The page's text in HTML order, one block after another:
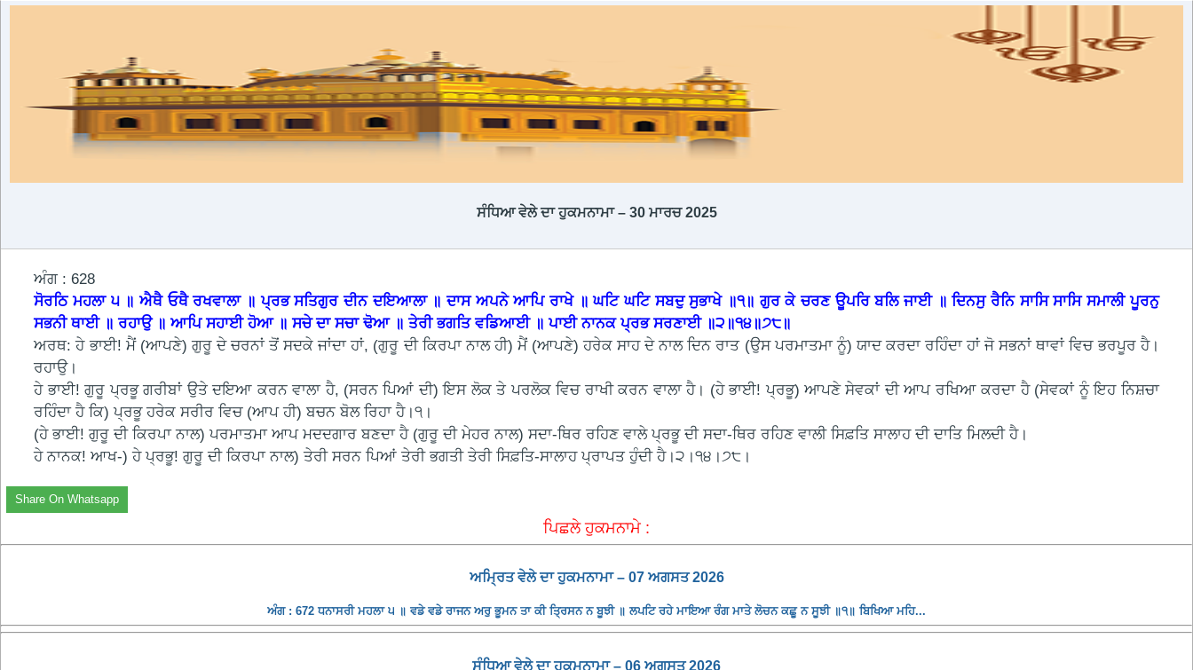
ਸੰਧਿਆ ਵੇਲੇ ਦਾ ਹੁਕਮਨਾਮਾ – 30 ਮਾਰਚ 2025
ਅੰਗ : 628
ਸੋਰਠਿ ਮਹਲਾ ੫ ॥ ਐਥੈ ਓਥੈ ਰਖਵਾਲਾ ॥ ਪ੍ਰਭ ਸਤਿਗੁਰ ਦੀਨ ਦਇਆਲਾ ॥ ਦਾਸ ਅਪਨੇ ਆਪਿ ਰਾਖੇ ॥ ਘਟਿ ਘਟਿ ਸਬਦੁ ਸੁਭਾਖੇ ॥੧॥ ਗੁਰ ਕੇ ਚਰਣ ਊਪਰਿ ਬਲਿ ਜਾਈ ॥ ਦਿਨਸੁ ਰੈਨਿ ਸਾਸਿ ਸਾਸਿ ਸਮਾਲੀ ਪੂਰਨੁ
ਸਭਨੀ ਥਾਈ ॥ ਰਹਾਉ ॥ ਆਪਿ ਸਹਾਈ ਹੋਆ ॥ ਸਚੇ ਦਾ ਸਚਾ ਢੋਆ ॥ ਤੇਰੀ ਭਗਤਿ ਵਡਿਆਈ ॥ ਪਾਈ ਨਾਨਕ ਪ੍ਰਭ ਸਰਣਾਈ ॥੨॥੧੪॥੭੮॥
ਅਰਥ: ਹੇ ਭਾਈ! ਮੈਂ (ਆਪਣੇ) ਗੁਰੂ ਦੇ ਚਰਨਾਂ ਤੋਂ ਸਦਕੇ ਜਾਂਦਾ ਹਾਂ, (ਗੁਰੂ ਦੀ ਕਿਰਪਾ ਨਾਲ ਹੀ) ਮੈਂ (ਆਪਣੇ) ਹਰੇਕ ਸਾਹ ਦੇ ਨਾਲ ਦਿਨ ਰਾਤ (ਉਸ ਪਰਮਾਤਮਾ ਨੂੰ) ਯਾਦ ਕਰਦਾ ਰਹਿੰਦਾ ਹਾਂ ਜੋ ਸਭਨਾਂ ਥਾਵਾਂ ਵਿਚ ਭਰਪੂਰ ਹੈ।
ਰਹਾਉ।
ਹੇ ਭਾਈ! ਗੁਰੂ ਪ੍ਰਭੂ ਗਰੀਬਾਂ ਉਤੇ ਦਇਆ ਕਰਨ ਵਾਲਾ ਹੈ, (ਸਰਨ ਪਿਆਂ ਦੀ) ਇਸ ਲੋਕ ਤੇ ਪਰਲੋਕ ਵਿਚ ਰਾਖੀ ਕਰਨ ਵਾਲਾ ਹੈ। (ਹੇ ਭਾਈ! ਪ੍ਰਭੂ) ਆਪਣੇ ਸੇਵਕਾਂ ਦੀ ਆਪ ਰਖਿਆ ਕਰਦਾ ਹੈ (ਸੇਵਕਾਂ ਨੂੰ ਇਹ ਨਿਸ਼ਚਾ
ਰਹਿੰਦਾ ਹੈ ਕਿ) ਪ੍ਰਭੂ ਹਰੇਕ ਸਰੀਰ ਵਿਚ (ਆਪ ਹੀ) ਬਚਨ ਬੋਲ ਰਿਹਾ ਹੈ।੧।
(ਹੇ ਭਾਈ! ਗੁਰੂ ਦੀ ਕਿਰਪਾ ਨਾਲ) ਪਰਮਾਤਮਾ ਆਪ ਮਦਦਗਾਰ ਬਣਦਾ ਹੈ (ਗੁਰੂ ਦੀ ਮੇਹਰ ਨਾਲ) ਸਦਾ-ਥਿਰ ਰਹਿਣ ਵਾਲੇ ਪ੍ਰਭੂ ਦੀ ਸਦਾ-ਥਿਰ ਰਹਿਣ ਵਾਲੀ ਸਿਫ਼ਤਿ ਸਾਲਾਹ ਦੀ ਦਾਤਿ ਮਿਲਦੀ ਹੈ।
ਹੇ ਨਾਨਕ! ਆਖ-) ਹੇ ਪ੍ਰਭੂ! ਗੁਰੂ ਦੀ ਕਿਰਪਾ ਨਾਲ) ਤੇਰੀ ਸਰਨ ਪਿਆਂ ਤੇਰੀ ਭਗਤੀ ਤੇਰੀ ਸਿਫ਼ਤਿ-ਸਾਲਾਹ ਪ੍ਰਾਪਤ ਹੁੰਦੀ ਹੈ।੨।੧੪।੭੮।
Share On Whatsapp
ਪਿਛਲੇ ਹੁਕਮਨਾਮੇ :
ਅਮ੍ਰਿਤ ਵੇਲੇ ਦਾ ਹੁਕਮਨਾਮਾ – 07 ਅਗਸਤ 2026
ਅੰਗ : 672 ਧਨਾਸਰੀ ਮਹਲਾ ੫ ॥ ਵਡੇ ਵਡੇ ਰਾਜਨ ਅਰੁ ਭੂਮਨ ਤਾ ਕੀ ਤ੍ਰਿਸਨ ਨ ਬੂਝੀ ॥ ਲਪਟਿ ਰਹੇ ਮਾਇਆ ਰੰਗ ਮਾਤੇ ਲੋਚਨ ਕਛੂ ਨ ਸੂਝੀ ॥੧॥ ਬਿਖਿਆ ਮਹਿ...
ਸੰਧਿਆ ਵੇਲੇ ਦਾ ਹੁਕਮਨਾਮਾ – 06 ਅਗਸਤ 2026